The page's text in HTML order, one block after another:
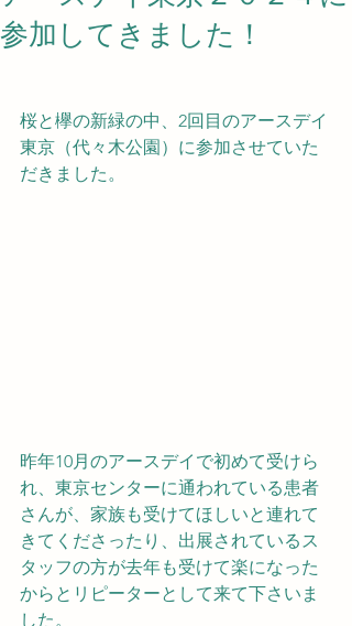
参加してきました！
桜と欅の新緑の中、2回目のアースデイ
東京（代々木公園）に参加させていた
だきました。
昨年10月のアースデイで初めて受けら
れ、東京センターに通われている患者
さんが、家族も受けてほしいと連れて
きてくださったり、出展されているス
タッフの方が去年も受けて楽になった
からとリピーターとして来て下さいま
した。